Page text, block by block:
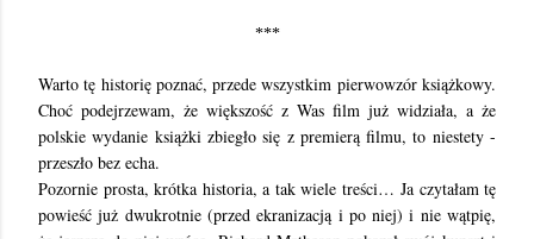
***
Warto tę historię poznać, przede wszystkim pierwowzór książkowy.
Choć podejrzewam, że większość z Was film już widziała, a że
polskie wydanie książki zbiegło się z premierą filmu, to niestety -
przeszło bez echa.
Pozornie prosta, krótka historia, a tak wiele treści… Ja czytałam tę
powieść już dwukrotnie (przed ekranizacją i po niej) i nie wątpię,